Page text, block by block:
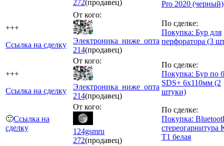
272(продавец)
Pro 2020 (черный)
+++
Ссылка на сделку
От кого:
Электроника_ниже_опта
214(продавец)
По сделке:
Покупка: Бур для
перфоратора (3
+++
Ссылка на сделку
От кого:
Электроника_ниже_опта
214(продавец)
По сделке:
Покупка: Бур по
SDS+ 6x110мм (2
штуки)
🙂Ссылка на
сделку
От кого:
124gsmru
272(продавец)
По сделке:
Покупка:
стереогарнитура
T1 белая